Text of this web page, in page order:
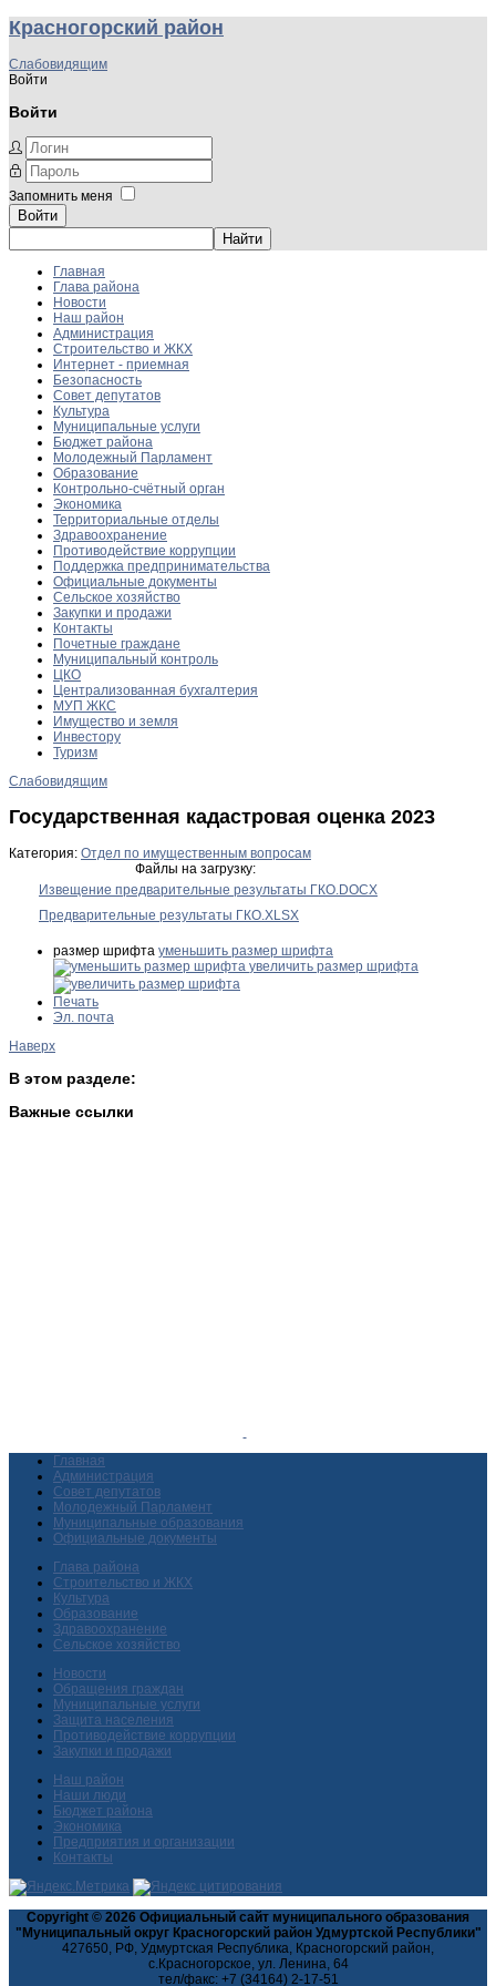
Красногорский район
Слабовидящим
Войти
Войти
Запомнить меня
Войти
Главная
Глава района
Новости
Наш район
Администрация
Строительство и ЖКХ
Интернет - приемная
Безопасность
Совет депутатов
Культура
Муниципальные услуги
Бюджет района
Молодежный Парламент
Образование
Контрольно-счётный орган
Экономика
Территориальные отделы
Здравоохранение
Противодействие коррупции
Поддержка предпринимательства
Официальные документы
Сельское хозяйство
Закупки и продажи
Контакты
Почетные граждане
Муниципальный контроль
ЦКО
Централизованная бухгалтерия
МУП ЖКС
Имущество и земля
Инвестору
Туризм
Слабовидящим
Государственная кадастровая оценка 2023
Категория: Отдел по имущественным вопросам
Файлы на загрузку:
Извещение предварительные результаты ГКО.DOCX
Предварительные результаты ГКО.XLSX
размер шрифта уменьшить размер шрифта
увеличить размер шрифта
Печать
Эл. почта
Наверх
В этом разделе:
Важные ссылки
Главная
Администрация
Совет депутатов
Молодежный Парламент
Муниципальные образования
Официальные документы
Глава района
Строительство и ЖКХ
Культура
Образование
Здравоохранение
Сельское хозяйство
Новости
Обращения граждан
Муниципальные услуги
Защита населения
Противодействие коррупции
Закупки и продажи
Наш район
Наши люди
Бюджет района
Экономика
Предприятия и организации
Контакты
Copyright © 2026 Официальный сайт муниципального образования
"Муниципальный округ Красногорский район Удмуртской Республики"
427650, РФ, Удмуртская Республика, Красногорский район,
с.Красногорское, ул. Ленина, 64
тел/факс: +7 (34164) 2-17-51